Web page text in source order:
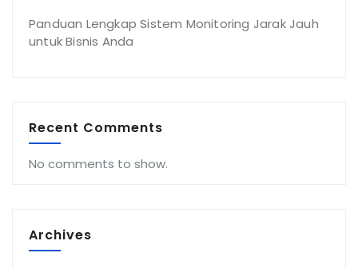
Panduan Lengkap Sistem Monitoring Jarak Jauh
untuk Bisnis Anda
Recent Comments
No comments to show.
Archives